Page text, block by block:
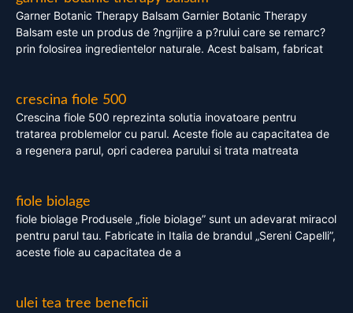
Garner Botanic Therapy Balsam Garnier Botanic Therapy
Balsam este un produs de ?ngrijire a p?rului care se remarc?
prin folosirea ingredientelor naturale. Acest balsam, fabricat
crescina fiole 500
Crescina fiole 500 reprezinta solutia inovatoare pentru
tratarea problemelor cu parul. Aceste fiole au capacitatea de
a regenera parul, opri caderea parului si trata matreata
fiole biolage
fiole biolage Produsele „fiole biolage” sunt un adevarat miracol
pentru parul tau. Fabricate in Italia de brandul „Sereni Capelli”,
aceste fiole au capacitatea de a
ulei tea tree beneficii